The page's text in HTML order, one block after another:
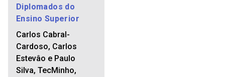
Diplomados do
Ensino Superior
Carlos Cabral-
Cardoso, Carlos
Estevâo e Paulo
Silva, TecMinho,